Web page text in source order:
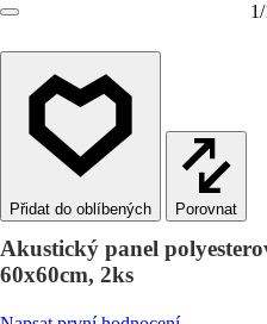
1/
Porovnat
Akustický panel
60x60cm, 2ks